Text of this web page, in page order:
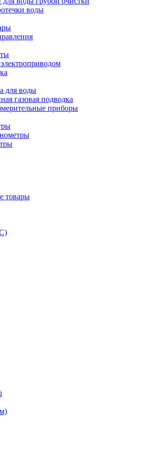
воды
для воды
газовая подводка
приборы
товары